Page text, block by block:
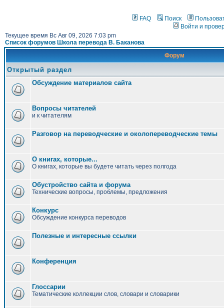
FAQ Поиск
Войти и
Текущее время Вс Авг 09, 2026 7:03 pm
Список форумов Школа перевода В. Баканова
Форум
Открытый раздел
Обсуждение материалов сайта
Вопросы читателей
и к читателям
Разговор на переводческие и околопереводческие темы
О книгах, которые...
О книгах, которые вы будете читать через полгода
Обустройство сайта и форума
Технические вопросы, проблемы, предложения
Конкурс
Обсуждение конкурса переводов
Полезные и интересные ссылки
Конференция
Глоссарии
Тематические коллекции слов, словари и словарики